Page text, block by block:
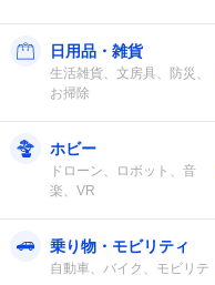
日用品・雑貨
生活雑貨、文房具、防災、
お掃除
ホビー
ドローン、ロボット、音
楽、VR
乗り物・モビリティ
自動車、バイク、モビリテ